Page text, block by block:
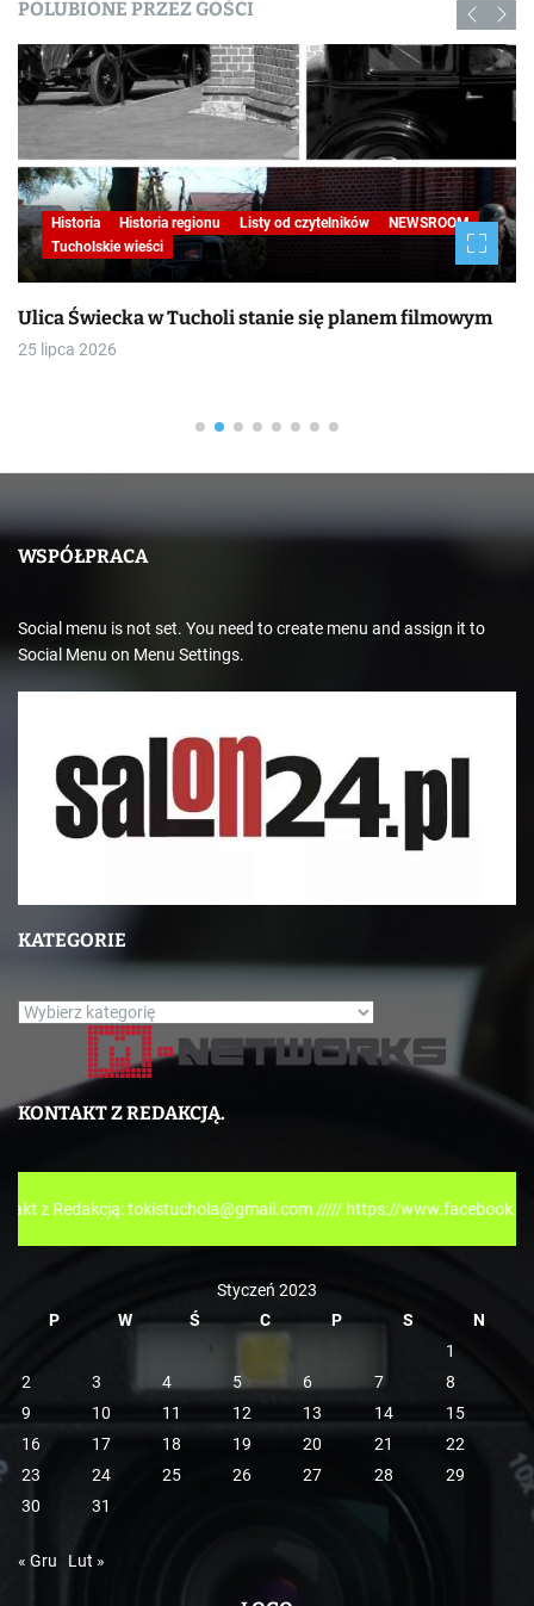
POLUBIONE PRZEZ GOŚCI
Historia Historia regionu Listy od czytelników
NEWSROOM
Tucholskie wieści
Ulica Świecka w Tucholi stanie się planem filmowym
25 lipca 2026
WSPÓŁPRACA
Social menu is not set. You need to create menu and assign it to
Social Menu on Menu Settings.
KATEGORIE
K
e
i
e
KONTAKT Z REDAKCJĄ.
tokistuchola@gmail.com ///// https://www.facebook.com/
Styczeń 2023
P
W Ś C P S
N
1
2
3 4 5 6 7
8
9
10 11 12 13 14
15
16
17 18 19 20 21
22
23
24 25 26 27 28
29
30
31
« Gru Lut »